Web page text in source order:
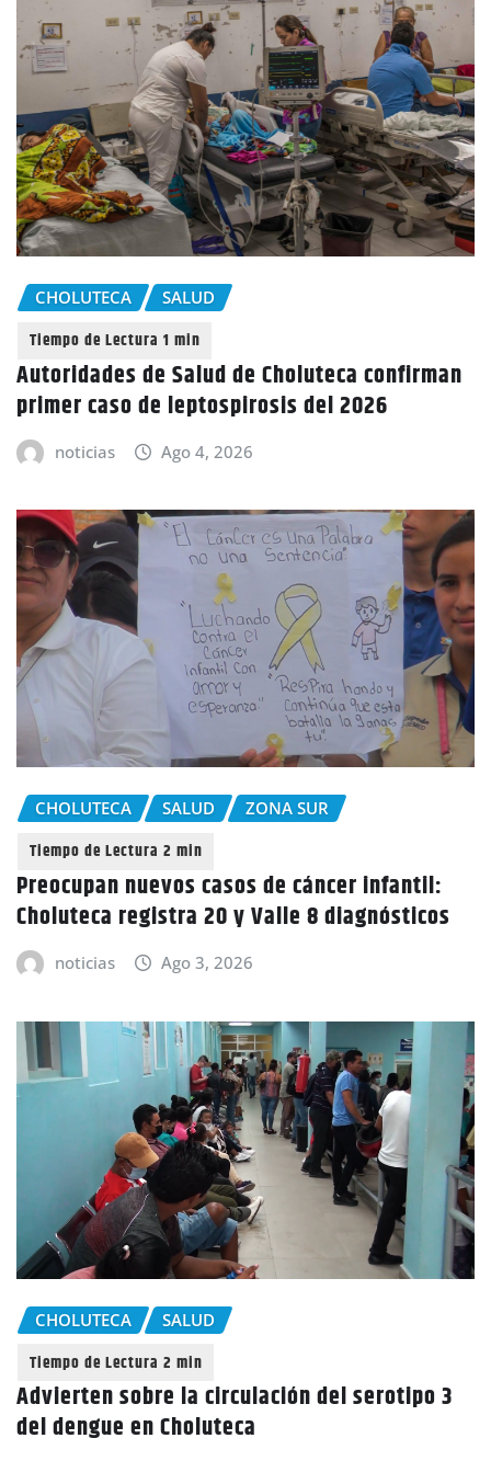
CHOLUTECA SALUD
Autoridades de Salud de Choluteca confirman
primer caso de leptospirosis del 2026
noticias Ago 4, 2026
CHOLUTECA SALUD ZONA SUR
Preocupan nuevos casos de cáncer infantil:
Choluteca registra 20 y Valle 8 diagnósticos
noticias Ago 3, 2026
CHOLUTECA SALUD
Advierten sobre la circulación del serotipo 3
del dengue en Choluteca